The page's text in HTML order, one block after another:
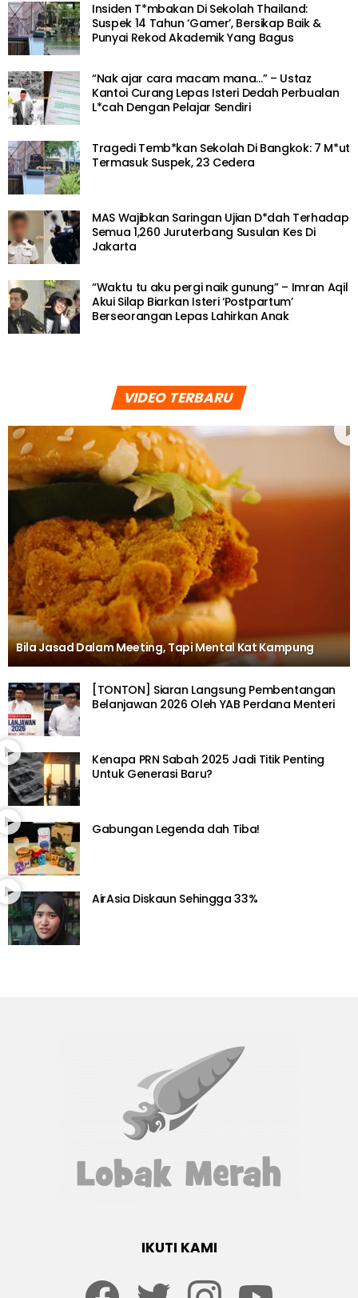
Insiden T*mbakan Di Sekolah Thailand:
Suspek 14 Tahun ‘Gamer’, Bersikap Baik &
Punyai Rekod Akademik Yang Bagus
“Nak ajar cara macam mana…” – Ustaz
Kantoi Curang Lepas Isteri Dedah Perbualan
L*cah Dengan Pelajar Sendiri
Tragedi Temb*kan Sekolah Di Bangkok: 7 M*ut
Termasuk Suspek, 23 Cedera
MAS Wajibkan Saringan Ujian D*dah Terhadap
Semua 1,260 Juruterbang Susulan Kes Di
Jakarta
“Waktu tu aku pergi naik gunung” – Imran Aqil
Akui Silap Biarkan Isteri ‘Postpartum’
Berseorangan Lepas Lahirkan Anak
VIDEO TERBARU
Bila Jasad Dalam Meeting, Tapi Mental Kat Kampung
[TONTON] Siaran Langsung Pembentangan
Belanjawan 2026 Oleh YAB Perdana Menteri
Kenapa PRN Sabah 2025 Jadi Titik Penting
Untuk Generasi Baru?
Gabungan Legenda dah Tiba!
AirAsia Diskaun Sehingga 33%
IKUTI KAMI